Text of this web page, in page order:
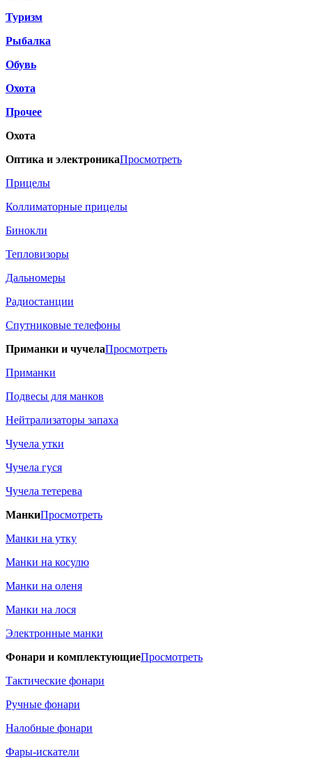
Туризм
Рыбалка
Обувь
Охота
Прочее
Охота
Оптика и электроникаПросмотреть
Прицелы
Коллиматорные прицелы
Бинокли
Тепловизоры
Дальномеры
Радиостанции
Спутниковые телефоны
Приманки и чучелаПросмотреть
Приманки
Подвесы для манков
Нейтрализаторы запаха
Чучела утки
Чучела гуся
Чучела тетерева
МанкиПросмотреть
Манки на утку
Манки на косулю
Манки на оленя
Манки на лося
Электронные манки
Фонари и комплектующиеПросмотреть
Тактические фонари
Ручные фонари
Налобные фонари
Фары-искатели